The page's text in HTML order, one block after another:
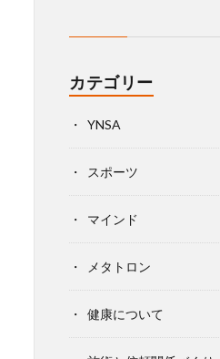
カテゴリー
YNSA
スポーツ
マインド
メタトロン
健康について